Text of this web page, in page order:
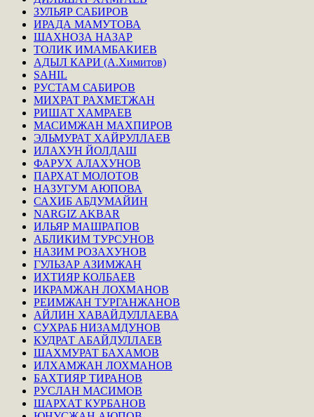
ЗУЛЬЯР САБИРОВ
ИРАДА МАМУТОВА
ШАХНОЗА НАЗАР
ТОЛИК ИМАМБАКИЕВ
АДЫЛ КАРИ (А.Химитов)
SAHIL
РУСТАМ САБИРОВ
МИХРАТ РАХМЕТЖАН
РИШАТ ХАМРАЕВ
МАСИМЖАН МАХПИРОВ
ЭЛЬМУРАТ ХАЙРУЛЛАЕВ
ИЛАХУН ЙОЛДАШ
ФАРУХ АЛАХУНОВ
ПАРХАТ МОЛОТОВ
НАЗУГУМ АЮПОВА
САХИБ АБДУМАЙИН
NARGIZ AKBAR
ИЛЬЯР МАШРАПОВ
АБЛИКИМ ТУРСУНОВ
НАЗИМ РОЗАХУНОВ
ГУЛЬЗАР АЗИМЖАН
ИХТИЯР КОЛБАЕВ
ИКРАМЖАН ЛОХМАНОВ
РЕИМЖАН ТУРГАНЖАНОВ
АЙЛИН ХАВАЙДУЛЛАЕВА
СУХРАБ НИЗАМДУНОВ
КУДРАТ АБАЙДУЛЛАЕВ
ШАХМУРАТ БАХАМОВ
ИЛХАМЖАН ЛОХМАНОВ
БАХТИЯР ТИРАНОВ
РУСЛАН МАСИМОВ
ШАРХАТ КУРБАНОВ